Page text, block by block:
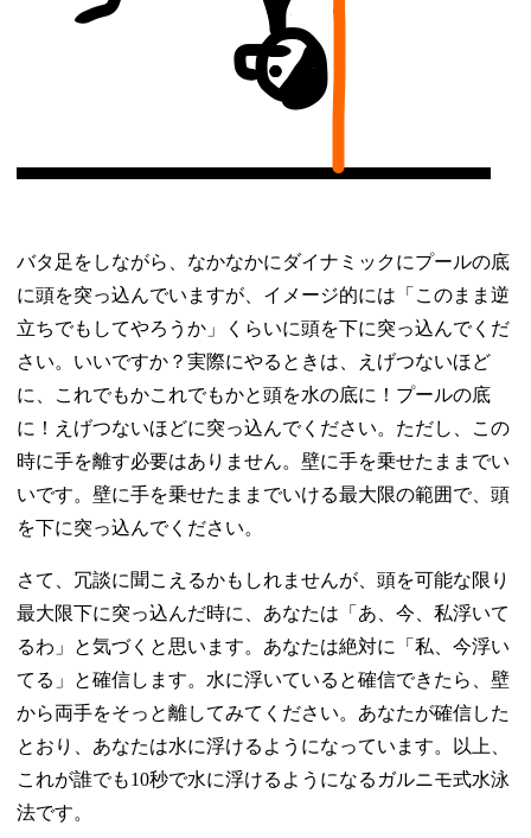
バタ足をしながら、なかなかにダイナミックにプールの底
に頭を突っ込んでいますが、イメージ的には「このまま逆
立ちでもしてやろうか」くらいに頭を下に突っ込んでくだ
さい。いいですか？実際にやるときは、えげつないほど
に、これでもかこれでもかと頭を水の底に！プールの底
に！えげつないほどに突っ込んでください。ただし、この
時に手を離す必要はありません。壁に手を乗せたままでい
いです。壁に手を乗せたままでいける最大限の範囲で、頭
を下に突っ込んでください。
さて、冗談に聞こえるかもしれませんが、頭を可能な限り
最大限下に突っ込んだ時に、あなたは「あ、今、私浮いて
るわ」と気づくと思います。あなたは絶対に「私、今浮い
てる」と確信します。水に浮いていると確信できたら、壁
から両手をそっと離してみてください。あなたが確信した
とおり、あなたは水に浮けるようになっています。以上、
これが誰でも10秒で水に浮けるようになるガルニモ式水泳
法です。